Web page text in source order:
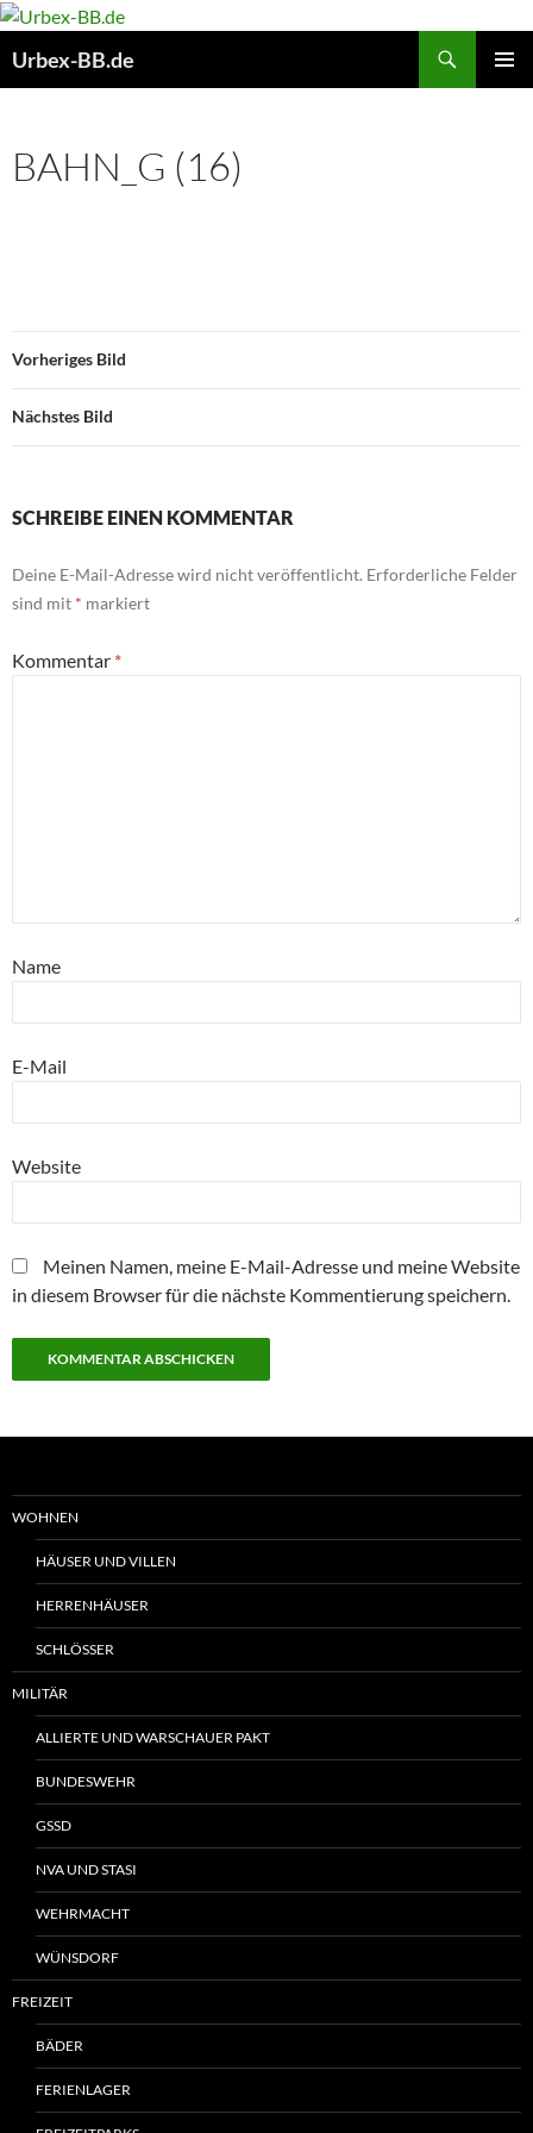
Urbex-BB.de
BAHN_G (16)
Vorheriges Bild
Nächstes Bild
SCHREIBE EINEN KOMMENTAR
Deine E-Mail-Adresse wird nicht veröffentlicht. Erforderliche Felder
sind mit * markiert
Kommentar *
Name
E-Mail
Website
Meinen Namen, meine E-Mail-Adresse und meine Website
in diesem Browser für die nächste Kommentierung speichern.
WOHNEN
HÄUSER UND VILLEN
HERRENHÄUSER
SCHLÖSSER
MILITÄR
ALLIERTE UND WARSCHAUER PAKT
BUNDESWEHR
GSSD
NVA UND STASI
WEHRMACHT
WÜNSDORF
FREIZEIT
BÄDER
FERIENLAGER